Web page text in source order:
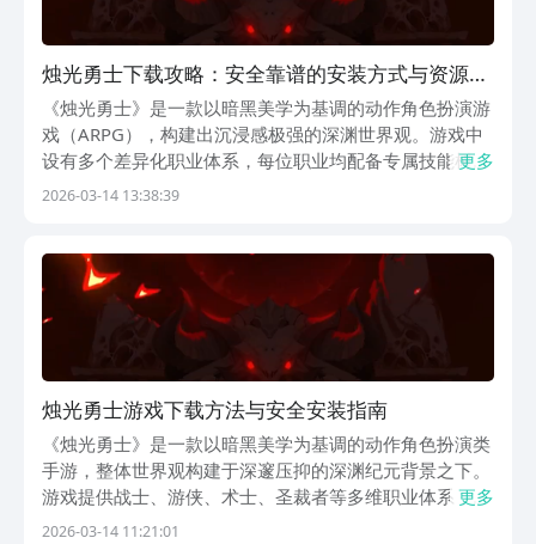
烛光勇士下载攻略：安全靠谱的安装方式与资源获
取指南
《烛光勇士》是一款以暗黑美学为基调的动作角色扮演游
戏（ARPG），构建出沉浸感极强的深渊世界观。游戏中
设有多个差异化职业体系，每位职业均配备专属技能树与
高辨识度的暗黑系视觉特效，配合动态光影与粒子表现，
更多
2026-03-14 13:38:39
烛光勇士游戏下载方法与安全安装指南
《烛光勇士》是一款以暗黑美学为基调的动作角色扮演类
手游，整体世界观构建于深邃压抑的深渊纪元背景之下。
游戏提供战士、游侠、术士、圣裁者等多维职业体系，各
职业均配备专属技能树与差异化成长路径，并深度融合高
更多
2026-03-14 11:21:01